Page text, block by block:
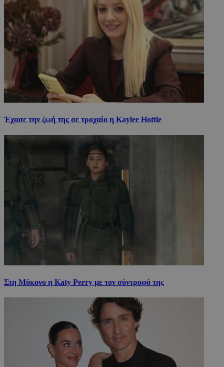
Έχασε την ζωή της σε τροχαίο η Kaylee Hottle
Στη Μύκονο η Katy Perry με τον σύντροφό της